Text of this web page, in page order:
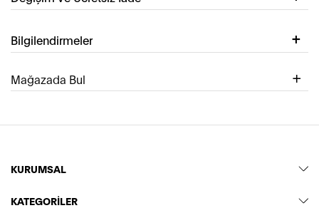
Bilgilendirmeler
Mağazada Bul
KURUMSAL
KATEGORİLER